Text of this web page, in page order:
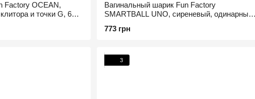
Factory OCEAN,
и точки G, 6
Вагинальный шарик Fun Factory
SMARTBALL UNO, сиреневый, одинарный,
773 грн
3